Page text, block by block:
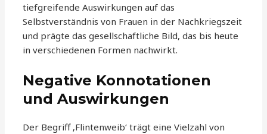
tiefgreifende Auswirkungen auf das
Selbstverständnis von Frauen in der Nachkriegszeit
und prägte das gesellschaftliche Bild, das bis heute
in verschiedenen Formen nachwirkt.
Negative Konnotationen
und Auswirkungen
Der Begriff ‚Flintenweib‘ trägt eine Vielzahl von